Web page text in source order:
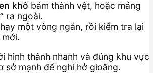
khô bám thành vệt, hoặc mảng
ra ngoài.
một vòng ngắn, rồi kiểm tra lại
hình thành nhanh và đúng khu vực
sở mạnh để nghi hở gioăng.